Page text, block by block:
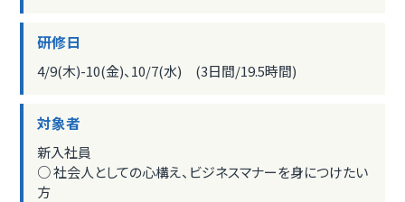
研修日
4/9(木)-10(金)、10/7(水) (3日間/19.5時間)
対象者
新入社員
○ 社会人としての心構え、ビジネスマナーを身につけたい
方